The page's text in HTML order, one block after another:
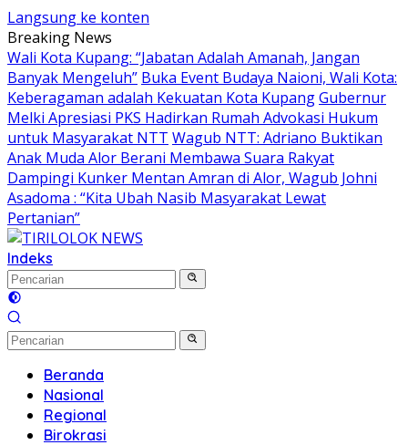
Langsung ke konten
Breaking News
Wali Kota Kupang: “Jabatan Adalah Amanah, Jangan
Banyak Mengeluh” Buka Event Budaya Naioni, Wali Kota:
Keberagaman adalah Kekuatan Kota KupangGubernur
Melki Apresiasi PKS Hadirkan Rumah Advokasi Hukum
untuk Masyarakat NTT Wagub NTT: Adriano Buktikan
Anak Muda Alor Berani Membawa Suara Rakyat
Dampingi Kunker Mentan Amran di Alor, Wagub Johni
Asadoma : “Kita Ubah Nasib Masyarakat Lewat
Pertanian”
Indeks
Beranda
Nasional
Regional
Birokrasi